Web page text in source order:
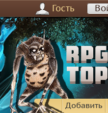
Гость
Добавить